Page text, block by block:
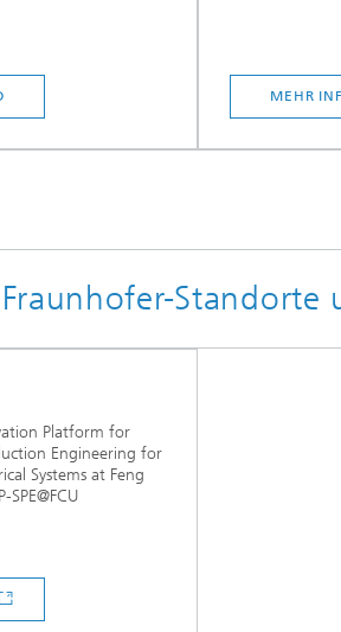
MEHR
Standorte
Platform for
Engineering for
Systems at Feng
SPE@FCU